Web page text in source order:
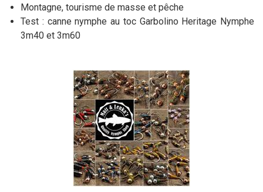
Montagne, tourisme de masse et pêche
Test : canne nymphe au toc Garbolino Heritage Nymphe
3m40 et 3m60